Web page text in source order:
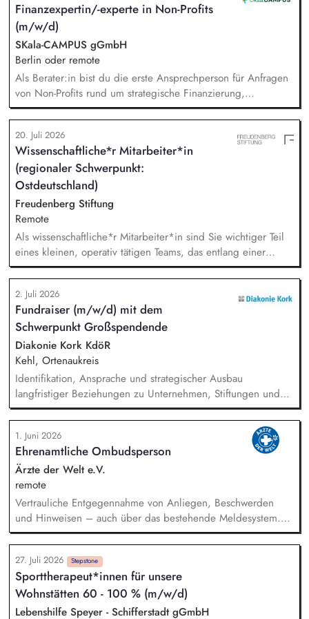
Sichtbarkeit des BUND, Konzeptionelle Begleitung des
BUND-Auftritts bei Veranstaltungen, Aktionen u.ä.
Finanzexpertin/-experte in Non-Profits
(m/w/d)
SKala-CAMPUS gGmbH
Berlin oder remote
Als Berater:in bist du die erste Ansprechperson für Anfragen
von Non-Profits rund um strategische Finanzierung,
Finanzmanagement und Fundraising. Dabei entwickelst du
den gesamten Prozess von der Anfrage über
Angebotserstellung bis zur eigenverantwortlichen Umsetzung.
Auf Basis der jeweiligen Herausforderungen entwickelst du
passgenaue Beratungsprozesse und berätst Organisationen zu
zentralen Fragen ihrer finanziellen Steuerung und
strategischen Weiterentwicklung.
20. Juli 2026
Wissenschaftliche*r Mitarbeiter*in
(regionaler Schwerpunkt:
Ostdeutschland)
Freudenberg Stiftung
Remote
Als wissenschaftliche*r Mitarbeiter*in sind Sie wichtiger Teil
eines kleinen, operativ tätigen Teams, das entlang einer
klaren Programmatik langfristig soziale Innovation
implementiert. Sie unterstützen die Geschäftsführung bei der
Umsetzung der Stiftungsprogrammatik und entwickeln dabei
die Internationalisierungsstrategie der Stiftung weiter. Sie
übersetzen wissenschaftliche Erkenntnisse in
alltagsangebundene Handlungsansätze entlang unserer
Stiftungsprogrammatik.
2. Juli 2026
Fundraiser (m/w/d) mit dem
Schwerpunkt Großspendende
Diakonie Kork KdöR
Kehl, Ortenaukreis
Identifikation, Ansprache und strategischer Ausbau
langfristiger Beziehungen zu Unternehmen, Stiftungen und
vermögenden Privatpersonen. Entwicklung und Umsetzung
individueller Förderstrategien (Major Donor Journeys).
Planung, Organisation und Durchführung von exklusiven
Fundraising-Veranstaltungen. Strategische Beratung und
Begleitung der Geschäftsleitung sowie der Gremien bei
hochrangigen Spenderterminen und der direkten Ansprache.
1. Juni 2026
Ehrenamtliche Ombudsperson
Ärzte der Welt e.V.
remote
Vertrauliche Entgegennahme von Anliegen, Beschwerden
und Hinweisen – auch über das bestehende Meldesystem.
Vermittlung bei Konflikten und Unterstützung bei
Klärungsprozessen. Konzeption und Durchführung von
Schulungen und Sensibilisierungsformaten. Mitwirkung an der
Weiterentwicklung von Leitlinien, Verhaltenskodizes und dem
Meldesystem. Förderung einer offenen Feedback- und
Beschwerdekultur innerhalb der Organisation.
27. Juli 2026 Stepstone
Sporttherapeut*innen für unsere
Wohnstätten 60 - 100 % (m/w/d)
Lebenshilfe Speyer - Schifferstadt gGmbH